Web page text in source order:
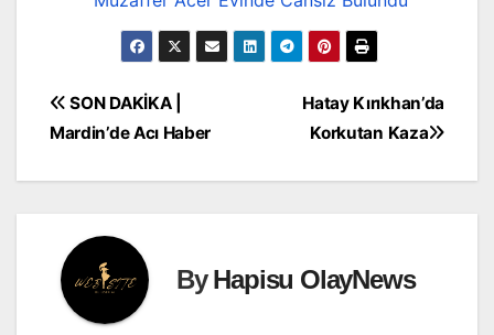
Yazı
Hatay Kırıkhan’da
Korkutan Kaza
SON DAKİKA |
Mardin’de Acı Haber
ByHapisu OlayNews